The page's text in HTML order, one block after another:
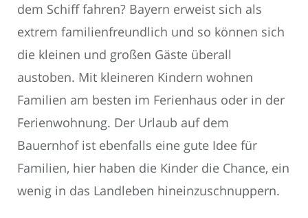
dem Schiff fahren? Bayern erweist sich als
extrem familienfreundlich und so können sich
die kleinen und großen Gäste überall
austoben. Mit kleineren Kindern wohnen
Familien am besten im Ferienhaus oder in der
Ferienwohnung. Der Urlaub auf dem
Bauernhof ist ebenfalls eine gute Idee für
Familien, hier haben die Kinder die Chance, ein
wenig in das Landleben hineinzuschnuppern.